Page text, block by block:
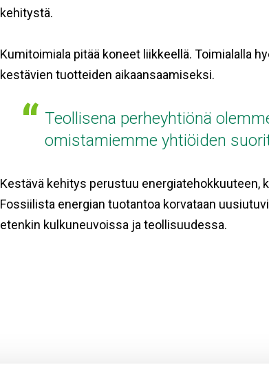
kehitystä.
Kumitoimiala pitää koneet liikkeellä. Toimialalla
kestävien tuotteiden aikaansaamiseksi.
Teollisena perheyhtiönä
omistamiemme yhtiöiden
Kestävä kehitys perustuu energiatehokkuuteen,
Fossiilista energian tuotantoa korvataan
etenkin kulkuneuvoissa ja teollisuudessa.